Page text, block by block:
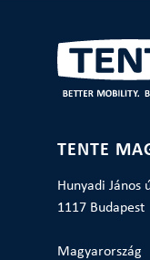
TENTE
Hunyadi János
1117 Budapest
Magyarország